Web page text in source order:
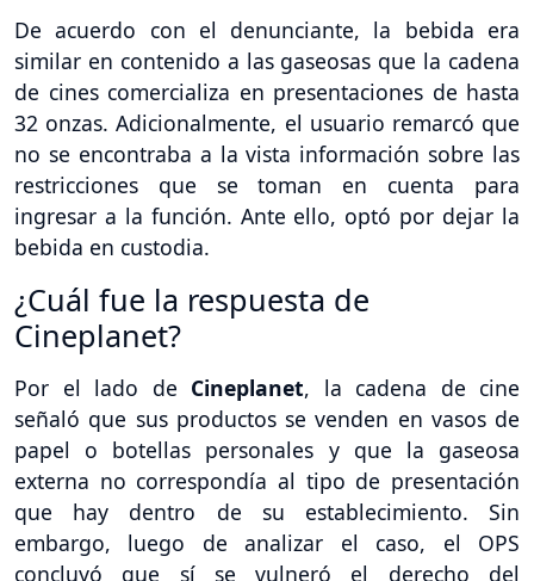
De acuerdo con el denunciante, la bebida era
similar en contenido a las gaseosas que la cadena
de cines comercializa en presentaciones de hasta
32 onzas. Adicionalmente, el usuario remarcó que
no se encontraba a la vista información sobre las
restricciones que se toman en cuenta para
ingresar a la función. Ante ello, optó por dejar la
bebida en custodia.
¿Cuál fue la respuesta de
Cineplanet?
Por el lado de Cineplanet, la cadena de cine
señaló que sus productos se venden en vasos de
papel o botellas personales y que la gaseosa
externa no correspondía al tipo de presentación
que hay dentro de su establecimiento. Sin
embargo, luego de analizar el caso, el OPS
concluyó que sí se vulneró el derecho del